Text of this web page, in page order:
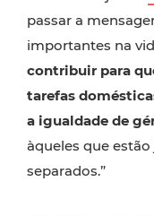
passar a
importantes na
contribuir para
tarefas
a igualdade de
àqueles que
separados.”